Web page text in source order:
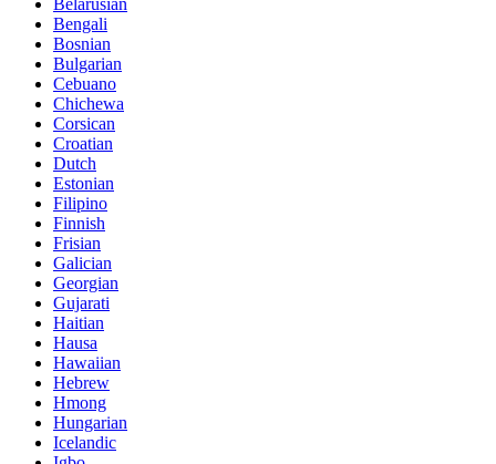
Bengali
Bosnian
Bulgarian
Cebuano
Chichewa
Corsican
Croatian
Dutch
Estonian
Filipino
Finnish
Frisian
Galician
Georgian
Gujarati
Haitian
Hausa
Hawaiian
Hebrew
Hmong
Hungarian
Icelandic